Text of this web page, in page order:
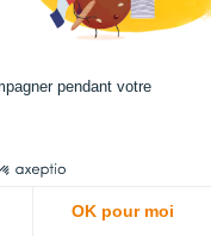
pendant votre
OK pour moi